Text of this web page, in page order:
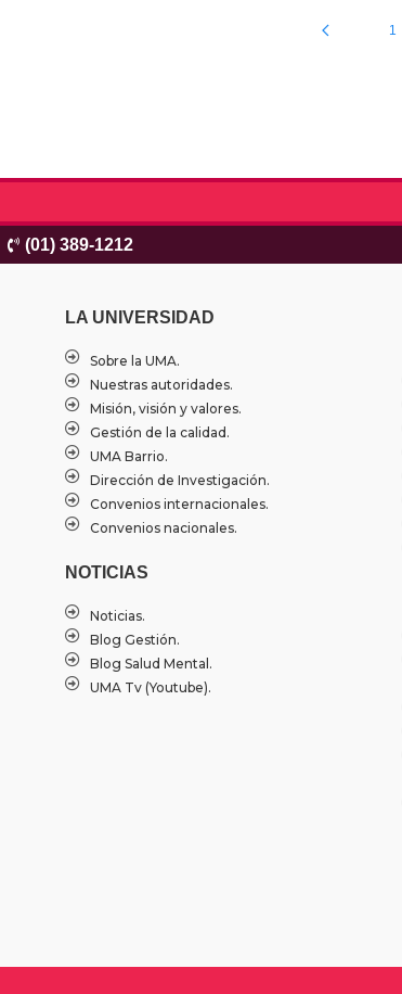
1
(01) 389-1212
LA UNIVERSIDAD
Sobre la UMA.
Nuestras autoridades.
Misión, visión y valores.
Gestión de la calidad.
UMA Barrio.
Dirección de Investigación.
Convenios internacionales.
Convenios nacionales.
NOTICIAS
Noticias.
Blog Gestión.
Blog Salud Mental.
UMA Tv (Youtube).